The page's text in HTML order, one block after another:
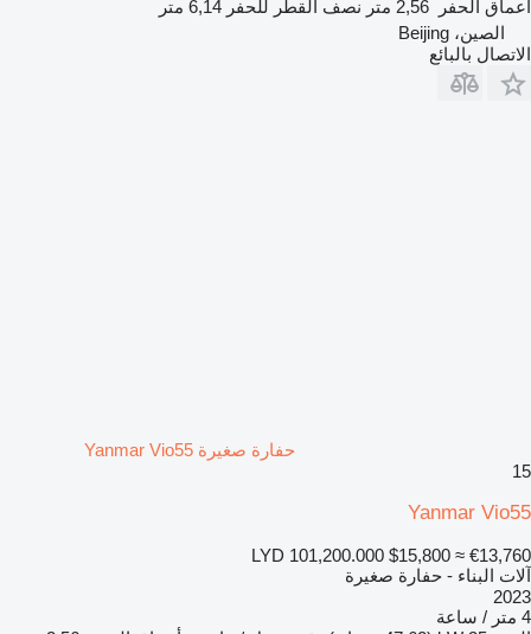
أعماق الحفر
2,56 متر نصف القطر للحفر 6,14 متر
الصين، Beijing
الاتصال بالبائع
حفارة صغيرة Yanmar Vio55
15
Yanmar Vio55
LYD 101,200.000 $15,800 ≈ €13,760
آلات البناء - حفارة صغيرة
2023
4 متر / ساعة